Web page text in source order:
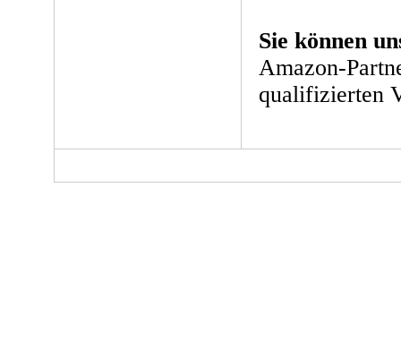
Sie können
Amazon-
qualifizierten